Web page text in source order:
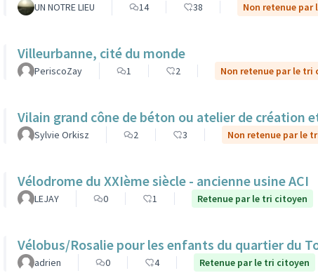
UN NOTRE LIEU 14 38 Non retenue par
Villeurbanne, cité du monde
PeriscoZay 1 2 Non retenue par le tri
Vilain grand cône de béton ou atelier de création
Sylvie Orkisz 2 3 Non retenue par le
Vélodrome du XXIème siècle - ancienne usine ACI
LEJAY 0 1 Retenue par le tri citoyen
Vélobus/Rosalie pour les enfants du quartier du
adrien 0 4 Retenue par le tri citoyen